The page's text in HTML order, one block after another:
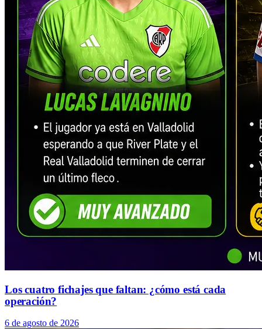
Los cuatro fichajes que faltan: ¿cómo está cada
operación?
6 de agosto de 2026